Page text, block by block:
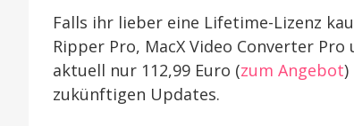
Falls ihr lieber eine Lifetime-Lizenz
Ripper Pro, MacX Video Converter
aktuell nur 112,99 Euro (zum Angebot)
zukünftigen Updates.